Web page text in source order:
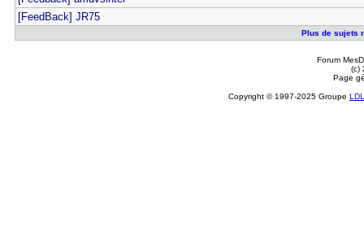
[FeedBack] JR75
Plus de sujets
Forum
(c)
Page
Copyright © 1997-2025 Groupe